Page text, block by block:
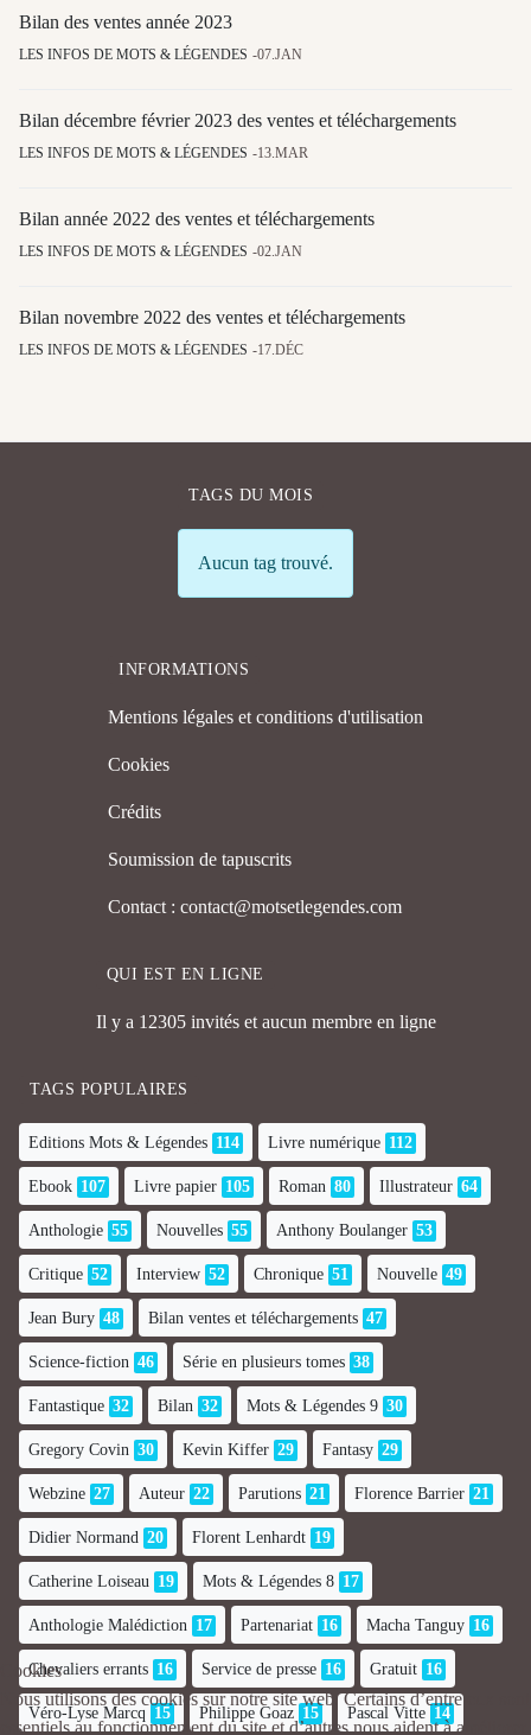
Bilan des ventes année 2023
LES INFOS DE MOTS & LÉGENDES 07.JAN
Bilan décembre février 2023 des ventes et téléchargements
LES INFOS DE MOTS & LÉGENDES 13.MAR
Bilan année 2022 des ventes et téléchargements
LES INFOS DE MOTS & LÉGENDES 02.JAN
Bilan novembre 2022 des ventes et téléchargements
LES INFOS DE MOTS & LÉGENDES 17.DÉC
TAGS DU MOIS
Info
Aucun tag trouvé.
INFORMATIONS
Mentions légales et conditions d'utilisation
Cookies
Crédits
Soumission de tapuscrits
Contact : contact@motsetlegendes.com
QUI EST EN LIGNE
Il y a 12305 invités et aucun membre en ligne
TAGS POPULAIRES
Editions Mots & Légendes 114 Livre numérique 112
Ebook 107 Livre papier 105 Roman 80 Illustrateur 64
Anthologie 55 Nouvelles 55 Anthony Boulanger 53
Critique 52 Interview 52 Chronique 51 Nouvelle 49
Jean Bury 48 Bilan ventes et téléchargements 47
Science-fiction 46 Série en plusieurs tomes 38
Fantastique 32 Bilan 32 Mots & Légendes 9 30
Gregory Covin 30 Kevin Kiffer 29 Fantasy 29
Webzine 27 Auteur 22 Parutions 21 Florence Barrier 21
Didier Normand 20 Florent Lenhardt 19
Catherine Loiseau 19 Mots & Légendes 8 17
Anthologie Malédiction 17 Partenariat 16 Macha Tanguy 16
Chevaliers errants 16 Service de presse 16 Gratuit 16
Véro-Lyse Marcq 15 Philippe Goaz 15 Pascal Vitte 14
Cookies
Nous utilisons des cookies sur notre site web. Certains d’entre eux sont
essentiels au fonctionnement du site et d’autres nous aident à améliorer